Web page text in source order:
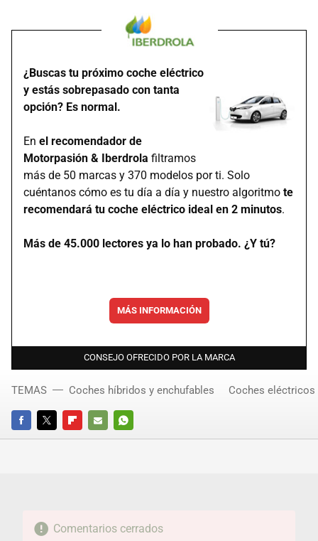
¿Buscas tu próximo coche eléctrico
y estás sobrepasado con tanta
opción? Es normal.
En el recomendador de
Motorpasión & Iberdrola filtramos
más de 50 marcas y 370 modelos por ti. Solo
cuéntanos cómo es tu día a día y nuestro algoritmo te
recomendará tu coche eléctrico ideal en 2 minutos.
Más de 45.000 lectores ya lo han probado. ¿Y tú?
MÁS INFORMACIÓN
CONSEJO OFRECIDO POR LA MARCA
FACEBOOKTWITTERFLIPBOARD
E-
WHATSAPP
TEMAS Coches híbridos y enchufables Coches eléctricos
Comentarios cerrados